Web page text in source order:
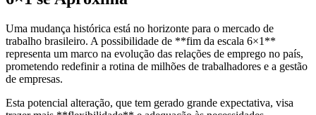
Uma mudança histórica está no horizonte para o mercado de
trabalho brasileiro. A possibilidade de **fim da escala 6×1**
representa um marco na evolução das relações de emprego no país,
prometendo redefinir a rotina de milhões de trabalhadores e a gestão
de empresas.
Esta potencial alteração, que tem gerado grande expectativa, visa